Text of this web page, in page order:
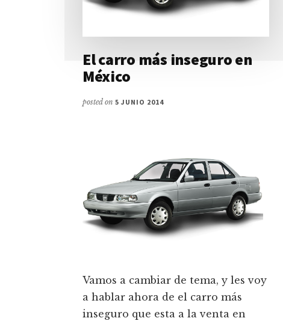
El carro más inseguro en
México
posted on 5 JUNIO 2014
Vamos a cambiar de tema, y les voy
a hablar ahora de el carro más
inseguro que esta a la venta en